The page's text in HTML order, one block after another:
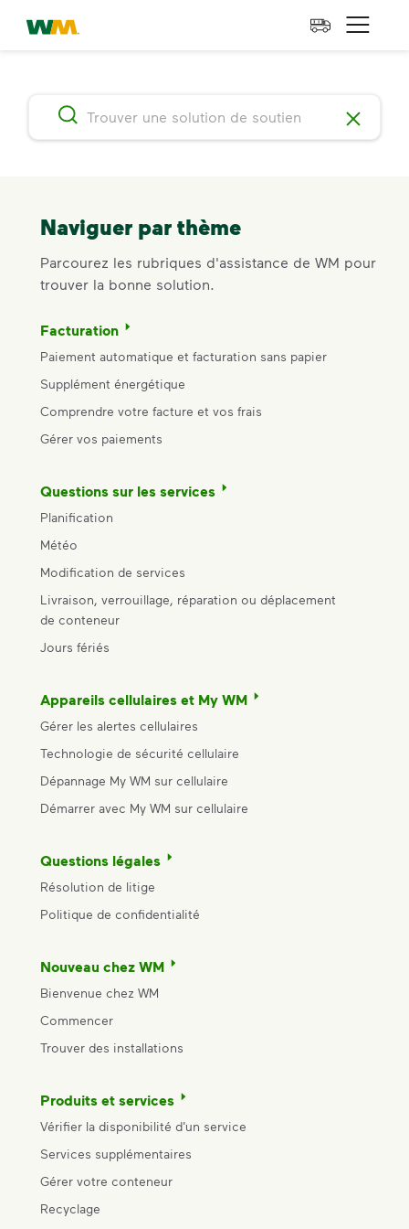
skip to main content
skip to footer
Waste Management Résidence Open
Naviguer par thème
Parcourez les rubriques d'assistance de WM pour
trouver la bonne solution.
Facturation
Paiement automatique et facturation sans papier
Supplément énergétique
Comprendre votre facture et vos frais
Gérer vos paiements
Questions sur les services
Planification
Météo
Modification de services
Livraison, verrouillage, réparation ou déplacement
de conteneur
Jours fériés
Appareils cellulaires et My WM
Gérer les alertes cellulaires
Technologie de sécurité cellulaire
Dépannage My WM sur cellulaire
Démarrer avec My WM sur cellulaire
Questions légales
Résolution de litige
Politique de confidentialité
Nouveau chez WM
Bienvenue chez WM
Commencer
Trouver des installations
Produits et services
Vérifier la disponibilité d'un service
Services supplémentaires
Gérer votre conteneur
Recyclage